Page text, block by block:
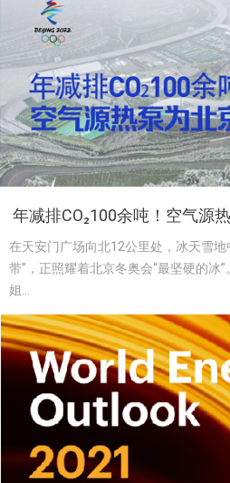
年减排CO₂100余吨！空气源
在天安门广场向北12公里处，冰天雪
带”，正照耀着北京冬奥会“最坚硬的冰
姐...